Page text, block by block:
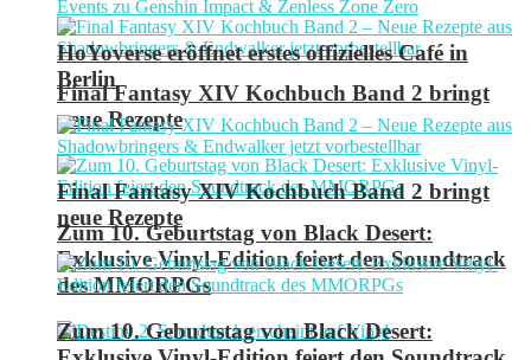
Final Fantasy XIV Kochbuch Band 2 bringt
neue Rezepte
Zum 10. Geburtstag von Black Desert:
Exklusive Vinyl-Edition feiert den Soundtrack
des MMORPGs
HoYoverse eröffnet erstes offizielles Café in
Berlin
Final Fantasy XIV Kochbuch Band 2 bringt
neue Rezepte
Zum 10. Geburtstag von Black Desert: